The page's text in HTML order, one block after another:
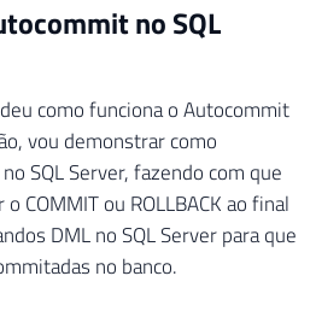
no SQL
como funciona o Autocommit
vou demonstrar como
SQL Server, fazendo com que
COMMIT ou ROLLBACK ao final
DML no SQL Server para que
no banco.